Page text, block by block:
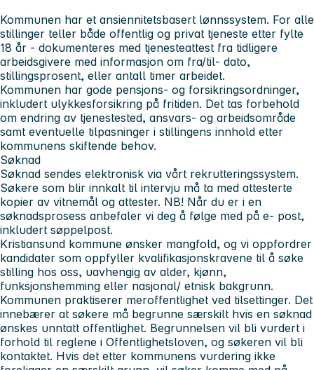
Kommunen har et ansiennitetsbasert lønnssystem. For alle
stillinger teller både offentlig og privat tjeneste etter fylte
18 år - dokumenteres med tjenesteattest fra tidligere
arbeidsgivere med informasjon om fra/til- dato,
stillingsprosent, eller antall timer arbeidet.
Kommunen har gode pensjons- og forsikringsordninger,
inkludert ulykkesforsikring på fritiden. Det tas forbehold
om endring av tjenestested, ansvars- og arbeidsområde
samt eventuelle tilpasninger i stillingens innhold etter
kommunens skiftende behov.
Søknad
Søknad sendes elektronisk via vårt rekrutteringssystem.
Søkere som blir innkalt til intervju må ta med attesterte
kopier av vitnemål og attester. NB! Når du er i en
søknadsprosess anbefaler vi deg å følge med på e- post,
inkludert søppelpost.
Kristiansund kommune ønsker mangfold, og vi oppfordrer
kandidater som oppfyller kvalifikasjonskravene til å søke
stilling hos oss, uavhengig av alder, kjønn,
funksjonshemming eller nasjonal/ etnisk bakgrunn.
Kommunen praktiserer meroffentlighet ved tilsettinger. Det
innebærer at søkere må begrunne særskilt hvis en søknad
ønskes unntatt offentlighet. Begrunnelsen vil bli vurdert i
forhold til reglene i Offentlighetsloven, og søkeren vil bli
kontaktet. Hvis det etter kommunens vurdering ikke